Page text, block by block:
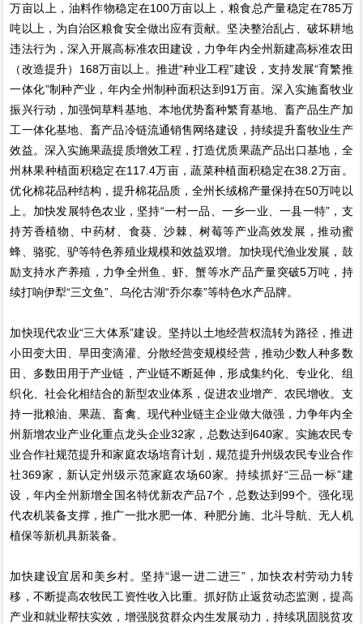
万亩以上，油料作物稳定在100万亩以上，粮食总产量稳定在785万
吨以上，为自治区粮食安全做出应有贡献。坚决整治乱占、破坏耕地
违法行为，深入开展高标准农田建设，力争年内全州新建高标准农田
（改造提升）168万亩以上。推进“种业工程”建设，支持发展“育繁推
一体化”制种产业，年内全州制种面积达到91万亩。深入实施畜牧业
振兴行动，加强饲草料基地、本地优势畜种繁育基地、畜产品生产加
工一体化基地、畜产品冷链流通销售网络建设，持续提升畜牧业生产
效益。深入实施果蔬提质增效工程，打造优质果蔬产品出口基地，全
州林果种植面积稳定在117.4万亩，蔬菜种植面积稳定在38.2万亩。
优化棉花品种结构，提升棉花品质，全州长绒棉产量保持在50万吨以
上。加快发展特色农业，坚持“一村一品、一乡一业、一县一特”，支
持芳香植物、中药材、食葵、沙棘、树莓等产业高效发展，推动蜜
蜂、骆驼、驴等特色养殖业规模和效益双增。加快现代渔业发展，鼓
励支持水产养殖，力争全州鱼、虾、蟹等水产品产量突破5万吨，持
续打响伊犁“三文鱼”、乌伦古湖“乔尔泰”等特色水产品牌。
加快现代农业“三大体系”建设。坚持以土地经营权流转为路径，推进
小田变大田、旱田变滴灌、分散经营变规模经营，推动少数人种多数
田、多数田用于产业链，产业链不断延伸，形成集约化、专业化、组
织化、社会化相结合的新型农业体系，促进农业增产、农民增收。支
持一批粮油、果蔬、畜禽、现代种业链主企业做大做强，力争年内全
州新增农业产业化重点龙头企业32家，总数达到640家。实施农民专
业合作社规范提升和家庭农场培育计划，规范提升州级农民专业合作
社369家，新认定州级示范家庭农场60家。持续抓好“三品一标”建
设，年内全州新增全国名特优新农产品7个，总数达到99个。强化现
代农机装备支撑，推广一批水肥一体、种肥分施、北斗导航、无人机
植保等新机具新装备。
加快建设宜居和美乡村。坚持“退一进二进三”，加快农村劳动力转
移，不断提高农牧民工资性收入比重。抓好防止返贫动态监测，提高
产业和就业帮扶实效，增强脱贫群众内生发展动力，持续巩固脱贫攻